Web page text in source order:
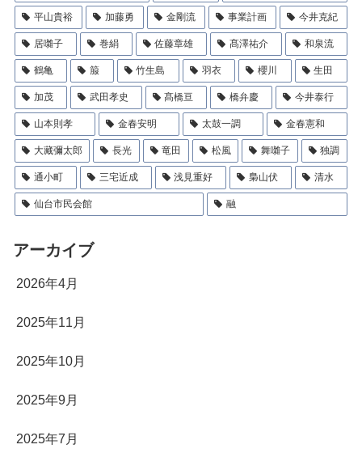
平山貴裕 加藤勇 金剛流 事業計画 今井克紀
居囃子 巻絹 佐藤章雄 髙澤祐介 和泉流
鶴亀 箙 竹生島 羽衣 櫻川 生田
加茂 武田孝史 髙橋亘 橋弁慶 今井泰行
山本則孝 金春安明 太鼓一調 金春憲和
大藏彌太郎 長光 竜田 松風 舞囃子 独調
通小町 三宅近成 浅見重好 梟山伏 清水
仙台市民会館 融
アーカイブ
2026年4月
2025年11月
2025年10月
2025年9月
2025年7月